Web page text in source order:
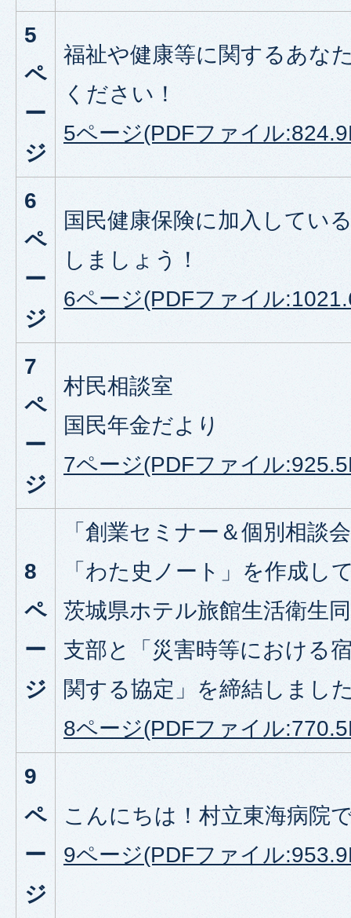
5
ペ
ー
ジ
福祉や健康等に関するあな
ください！
5ページ(PDFファイル
6
ペ
ー
ジ
国民健康保険に加入してい
しましょう！
6ページ(PDFファイル
7
ペ
ー
ジ
村民相談室
国民年金だより
7ページ(PDFファイル
8
ペ
ー
ジ
「創業セミナー＆個別相談
「わた史ノート」を作成し
茨城県ホテル旅館生活衛生
支部と「災害時等における
関する協定」を締結しまし
8ページ(PDFファイル
9
ペ
ー
ジ
こんにちは！村立東海病院
9ページ(PDFファイル